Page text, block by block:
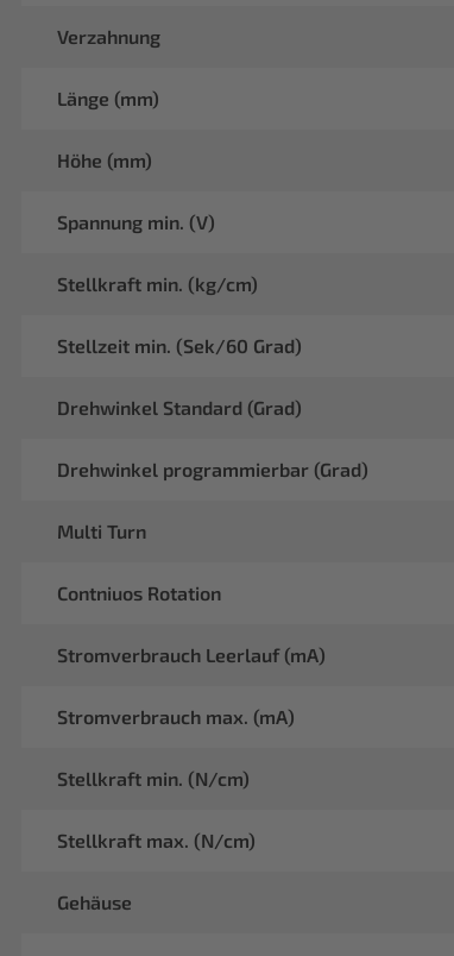
Verzahnung
Länge (mm)
Höhe (mm)
Spannung min. (V)
Stellkraft min. (kg/cm)
Stellzeit min. (Sek/60 Grad)
Drehwinkel Standard (Grad)
Drehwinkel programmierbar (Grad)
Multi Turn
Contniuos Rotation
Stromverbrauch Leerlauf (mA)
Stromverbrauch max. (mA)
Stellkraft min. (N/cm)
Stellkraft max. (N/cm)
Gehäuse